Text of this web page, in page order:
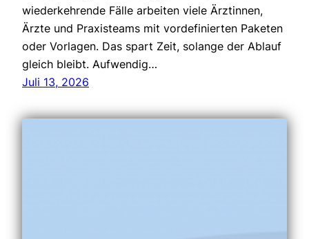
wiederkehrende Fälle arbeiten viele Ärztinnen,
Ärzte und Praxisteams mit vordefinierten Paketen
oder Vorlagen. Das spart Zeit, solange der Ablauf
gleich bleibt. Aufwendig…
Juli 13, 2026